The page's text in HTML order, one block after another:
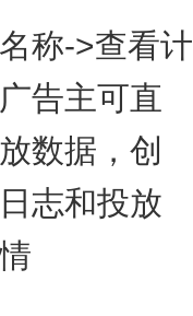
称->查看计
告主可直
数据，创
志和投放